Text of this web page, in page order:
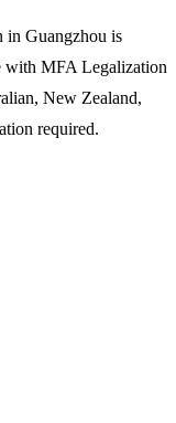
in Guangzhou is
with MFA Legalization
New Zealand,
required.